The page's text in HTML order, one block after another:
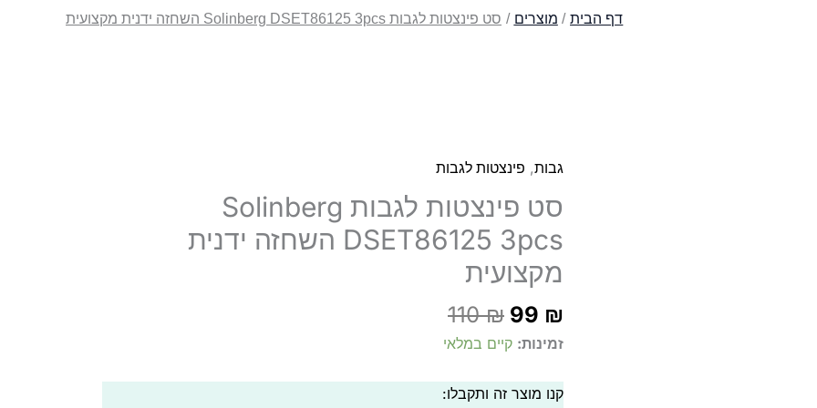
דף הבית מוצרים סט פינצטות לגבות Solinberg DSET86125 3pcs השחזה ידנית מקצועית
גבות, פינצטות לגבות
סט פינצטות לגבות Solinberg
DSET86125 3pcs השחזה ידנית
מקצועית
110₪ המחיר
המקורי
110 ₪.
99 ₪
הנוכחיזמינות: קיים במלאי
קנו מוצר זה ותקבלו: